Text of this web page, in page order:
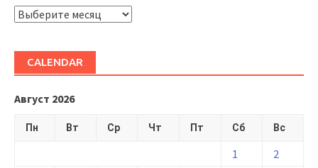
ARHIVĂ
CALENDAR
Август 2026
Пн Вт Ср Чт Пт Сб Вс
1
2